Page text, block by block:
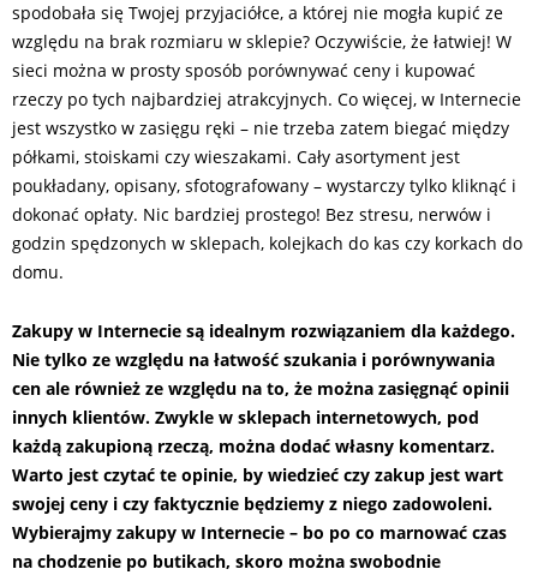
spodobała się Twojej przyjaciółce, a której nie mogła kupić ze
względu na brak rozmiaru w sklepie? Oczywiście, że łatwiej! W
sieci można w prosty sposób porównywać ceny i kupować
rzeczy po tych najbardziej atrakcyjnych. Co więcej, w Internecie
jest wszystko w zasięgu ręki – nie trzeba zatem biegać między
półkami, stoiskami czy wieszakami. Cały asortyment jest
poukładany, opisany, sfotografowany – wystarczy tylko kliknąć i
dokonać opłaty. Nic bardziej prostego! Bez stresu, nerwów i
godzin spędzonych w sklepach, kolejkach do kas czy korkach do
domu.
Zakupy w Internecie są idealnym rozwiązaniem dla każdego.
Nie tylko ze względu na łatwość szukania i porównywania
cen ale również ze względu na to, że można zasięgnąć opinii
innych klientów. Zwykle w sklepach internetowych, pod
każdą zakupioną rzeczą, można dodać własny komentarz.
Warto jest czytać te opinie, by wiedzieć czy zakup jest wart
swojej ceny i czy faktycznie będziemy z niego zadowoleni.
Wybierajmy zakupy w Internecie – bo po co marnować czas
na chodzenie po butikach, skoro można swobodnie